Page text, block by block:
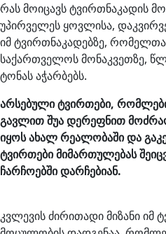
რას მოიცავს ტვირთნაკადის
უპირველეს ყოვლისა,
იმ ტვირთნაკადებზე,
საქართველოს მონაკვეთზე,
ტონას აჭარბებს.
არსებული ტვირთები,
გავლით შუა დერეფნით
იყოს ახალ რეალობაში და
ტვირთები მიმართულებას
ჩარჩოებში დარჩებიან.
კვლევის ძირითადი მიზანი იმ